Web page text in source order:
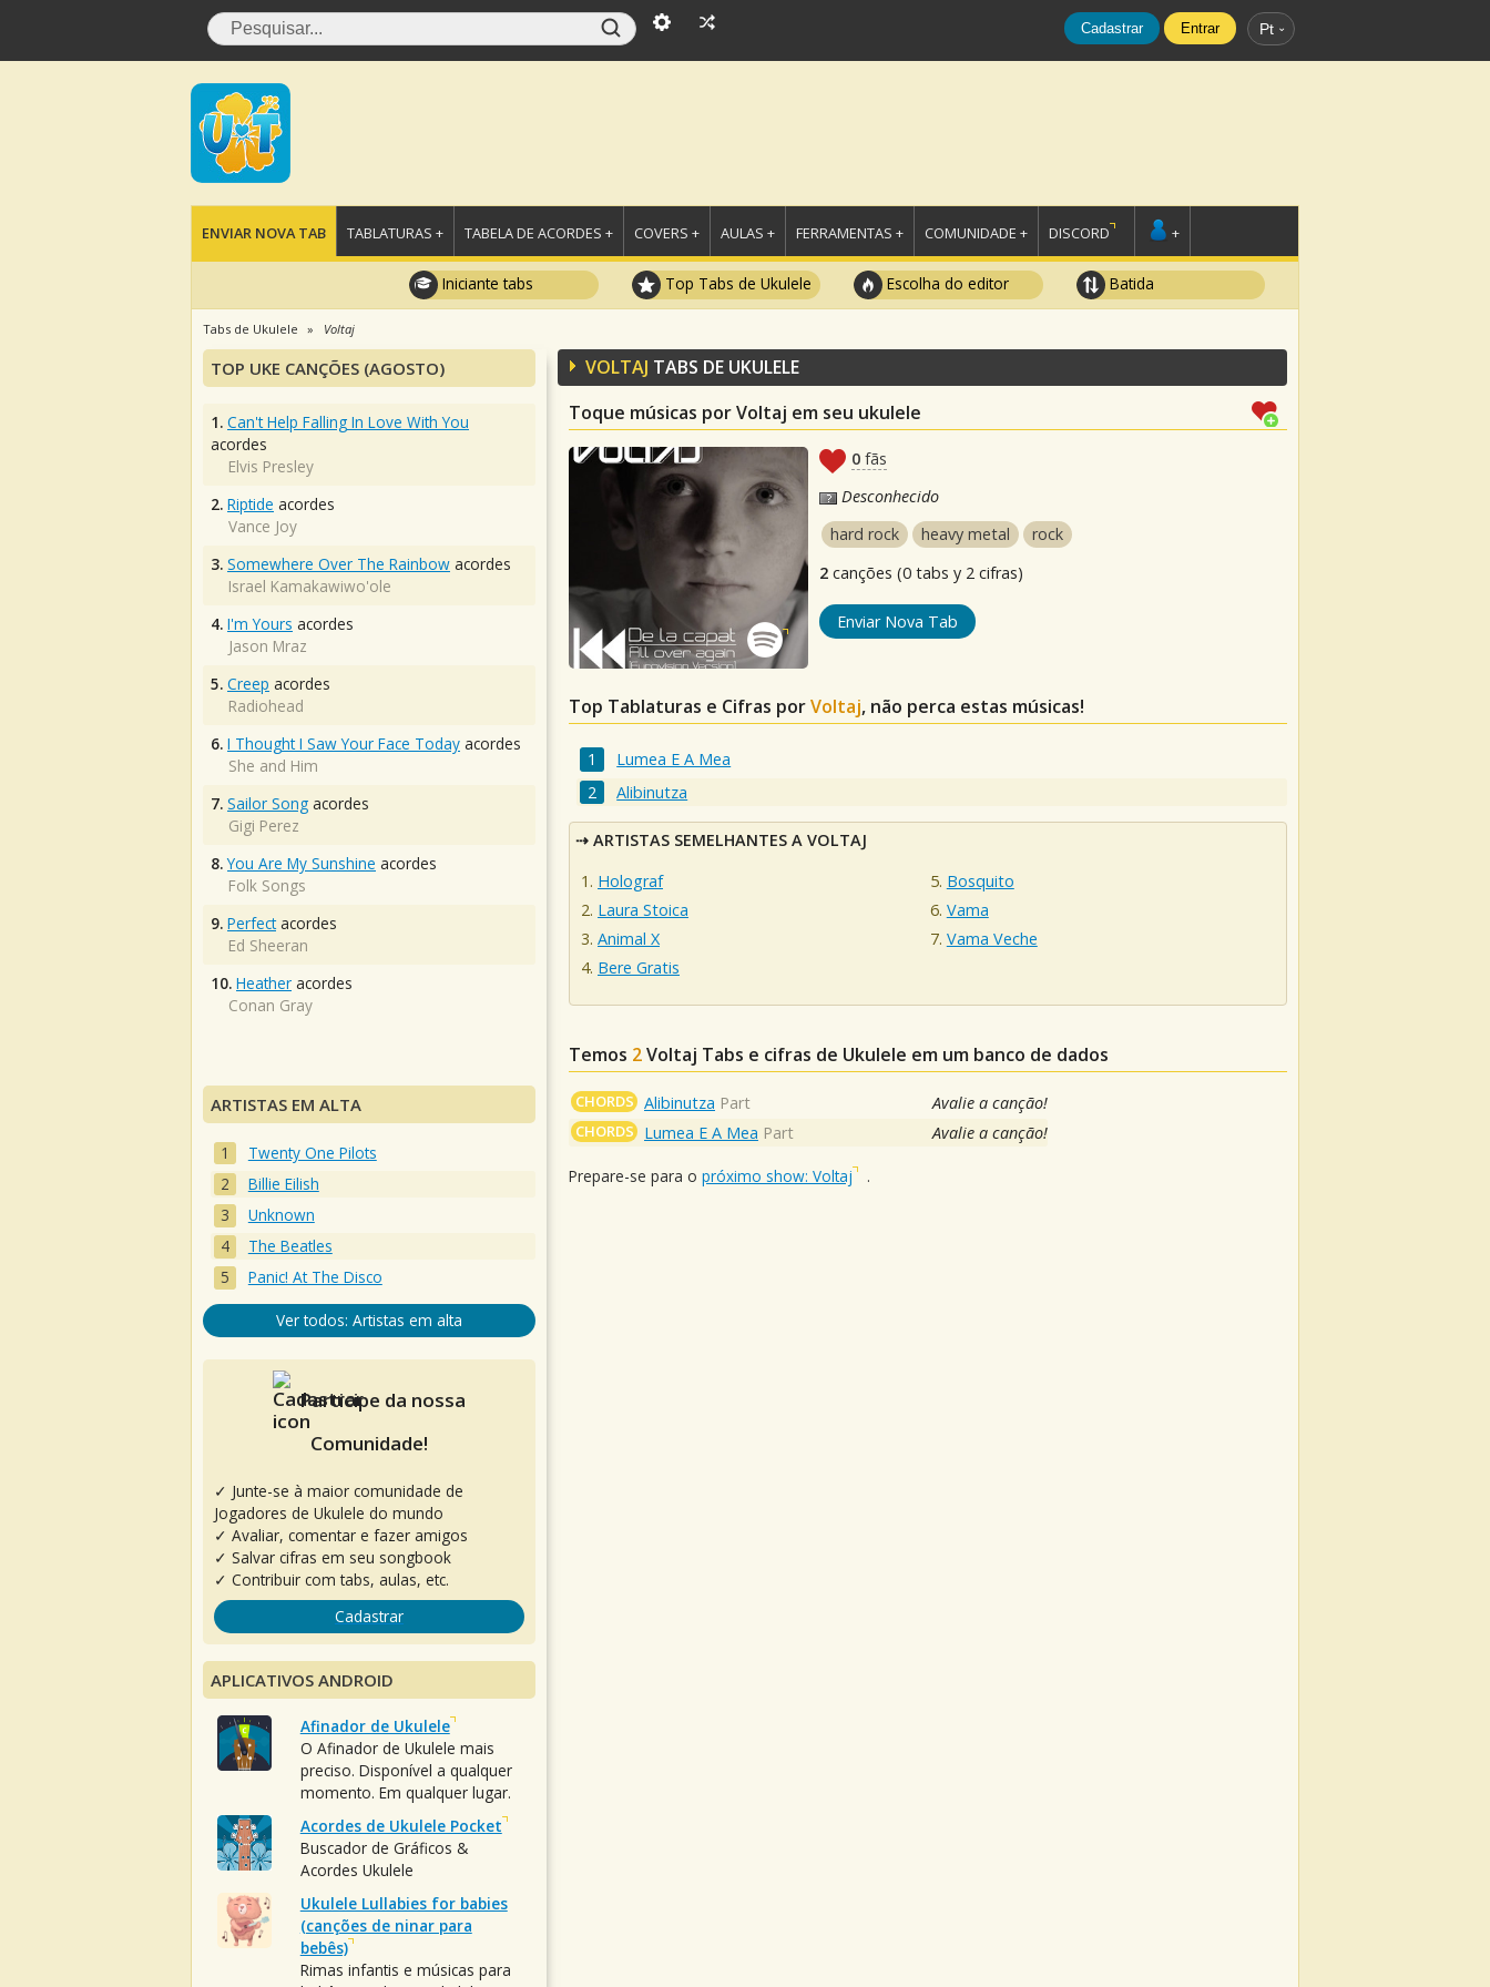
Cadastrar Entrar Pt
ENVIAR NOVA TAB TABLATURAS + TABELA DE ACORDES + COVERS + AULAS + FERRAMENTAS + COMUNIDADE + DISCORD +
Iniciante tabs Top Tabs de Ukulele Escolha do editor Batida
Tabs de Ukulele Voltaj
VOLTAJ TABS DE UKULELE
Toque músicas por Voltaj em seu ukulele
0 fãs
Desconhecido
hard rock
heavy metal
rock
2 canções (0 tabs y 2 cifras)
Enviar Nova Tab
Top Tablaturas e Cifras porVoltaj, não perca estas músicas!
Lumea E A Mea
Alibinutza
ARTISTAS SEMELHANTES A VOLTAJ
Holograf
Laura Stoica
Animal X
Bere Gratis
Bosquito
Vama
Vama Veche
Temos 2Voltaj Tabs e cifras de Ukulele em um banco de dados
CHORDS Alibinutza Part Avalie a canção!
CHORDS Lumea E A Mea Part Avalie a canção!
Prepare-se para o próximo show: Voltaj .
TOP UKE CANÇÕES (AGOSTO)
1. Can't Help Falling In Love With You
acordes
Elvis Presley
2. Riptide acordes
Vance Joy
3. Somewhere Over The Rainbow acordes
Israel Kamakawiwo'ole
4. I'm Yours acordes
Jason Mraz
5. Creep acordes
Radiohead
6. I Thought I Saw Your Face Today acordes
She and Him
7. Sailor Song acordes
Gigi Perez
8. You Are My Sunshine acordes
Folk Songs
9. Perfectacordes
Ed Sheeran
10. Heather acordes
Conan Gray
ARTISTAS EM ALTA
Twenty One Pilots
Billie Eilish
Unknown
The Beatles
Panic! At The Disco
Ver todos: Artistas em alta
Participe da nossa
Comunidade!
✓ Junte-se à maior comunidade de
Jogadores de Ukulele do mundo
✓ Avaliar, comentar e fazer amigos
✓ Salvar cifras em seu songbook
✓ Contribuir com tabs, aulas, etc.
Cadastrar
APLICATIVOS ANDROID
Afinador de Ukulele
O Afinador de Ukulele mais
preciso. Disponível a qualquer
momento. Em qualquer lugar.
Acordes de Ukulele Pocket
Buscador de Gráficos &
Acordes Ukulele
Ukulele Lullabies for babies
(canções de ninar para
bebês)
Rimas infantis e músicas para